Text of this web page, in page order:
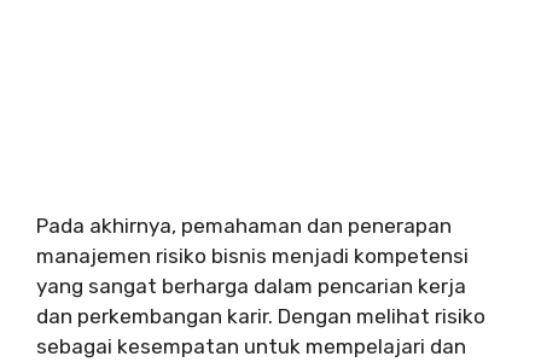
Pada akhirnya, pemahaman dan penerapan
manajemen risiko bisnis menjadi kompetensi
yang sangat berharga dalam pencarian kerja
dan perkembangan karir. Dengan melihat risiko
sebagai kesempatan untuk mempelajari dan